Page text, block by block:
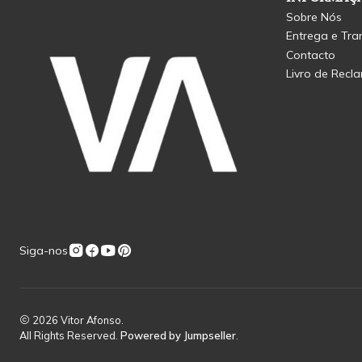
Siga-nos
Sobre Nós
Entrega e
Contacto
Livro de
2026 Vitor Afonso.
All Rights Reserved. Powered by Jumpseller